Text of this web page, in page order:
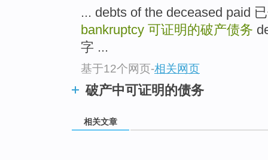
... debts of the deceased paid
bankruptcy 可证明的破产债务
字 ...
基于12个网页-相关网页
破产中可证明的债务
相关文章